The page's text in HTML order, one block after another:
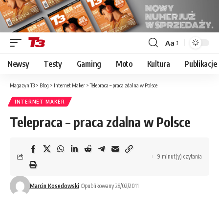
Font
Resizer
Aa
Newsy Testy Gaming Moto Kultura Publikacje
Magazyn T3 > Blog > Internet Maker >Telepraca – praca zdalna w Polsce
INTERNET MAKER
Telepraca – praca zdalna w Polsce
Marcin Kosedowski Opublikowany 28/02/2011
9 minut(y) czytania